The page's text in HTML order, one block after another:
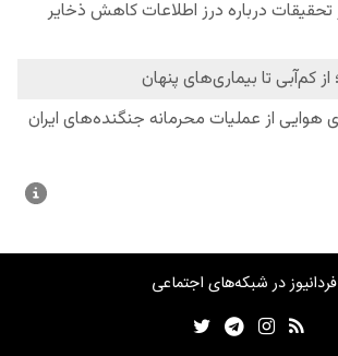
فردانیوز در شبکه‌های اجتماعی